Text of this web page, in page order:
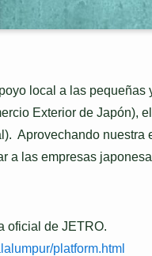
local a las
Exterior de Japón),
Aprovechando nuestra
a las empresas
oficial de JETRO.
platform.html